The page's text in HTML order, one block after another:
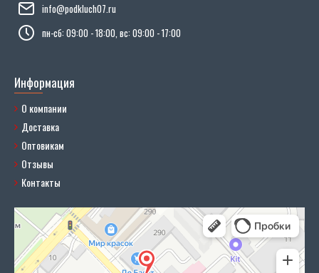
info@podkluch07.ru
пн-сб: 09:00 - 18:00, вс: 09:00 - 17:00
Информация
О компании
Доставка
Оптовикам
Отзывы
Контакты